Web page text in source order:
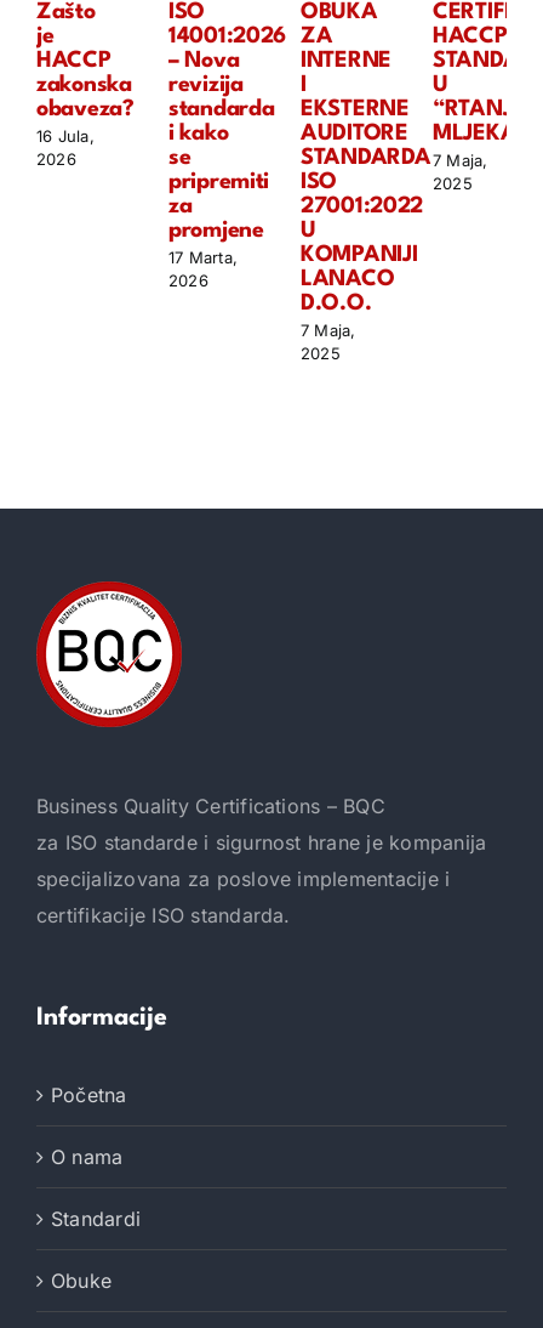
Zašto
je
HACCP
zakonska
obaveza?
16 Jula,
2026
ISO
14001:2026
– Nova
revizija
standarda
i kako
se
pripremiti
za
promjene
17 Marta,
2026
OBUKA
ZA
INTERNE
EKSTERNE
AUDITORE
STANDARDA
ISO
27001:2022
U
KOMPANIJI
LANACO
D.O.O.
7 Maja,
2025
HACCP
U
7 Maja,
2025
Business Quality Certifications – BQC
za ISO standarde i sigurnost hrane je kompanija
specijalizovana za poslove implementacije i
certifikacije ISO standarda.
Informacije
Početna
O nama
Standardi
Obuke